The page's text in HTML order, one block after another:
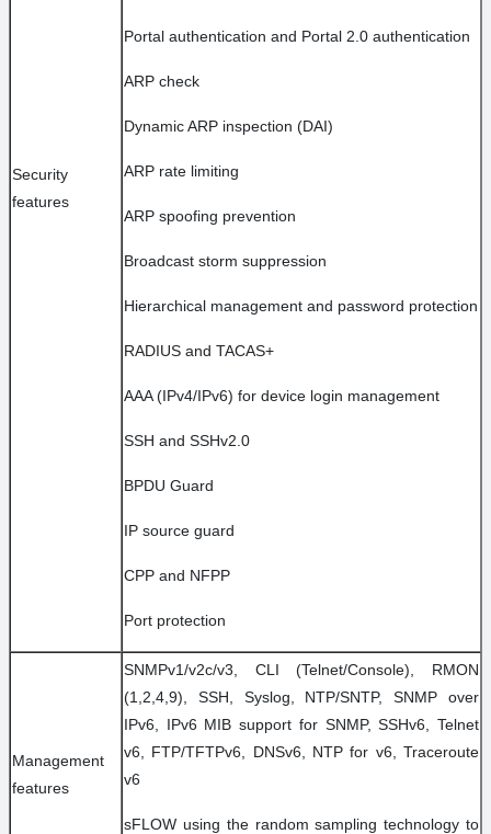
Security
features
Portal authentication and Portal 2.0 authentication
ARP check
Dynamic ARP inspection (DAI)
ARP rate limiting
ARP spoofing prevention
Broadcast storm suppression
Hierarchical management and password protection
RADIUS and TACAS+
AAA (IPv4/IPv6) for device login management
SSH and SSHv2.0
BPDU Guard
IP source guard
CPP and NFPP
Port protection
Management
features
SNMPv1/v2c/v3, CLI (Telnet/Console), RMON
(1,2,4,9), SSH, Syslog, NTP/SNTP, SNMP over
IPv6, IPv6 MIB support for SNMP, SSHv6, Telnet
v6, FTP/TFTPv6, DNSv6, NTP for v6, Traceroute
v6
sFLOW using the random sampling technology to